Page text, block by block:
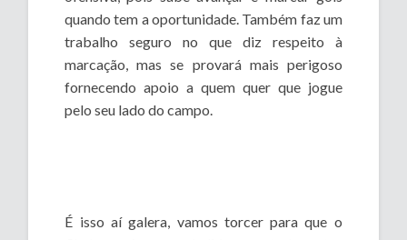
quando tem a oportunidade. Também faz um
trabalho seguro no que diz respeito à
marcação, mas se provará mais perigoso
fornecendo apoio a quem quer que jogue
pelo seu lado do campo.
É isso aí galera, vamos torcer para que o